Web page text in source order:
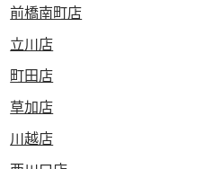
前橋南町店
立川店
町田店
草加店
川越店